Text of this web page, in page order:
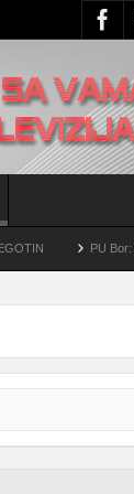
PU Bor: Apel